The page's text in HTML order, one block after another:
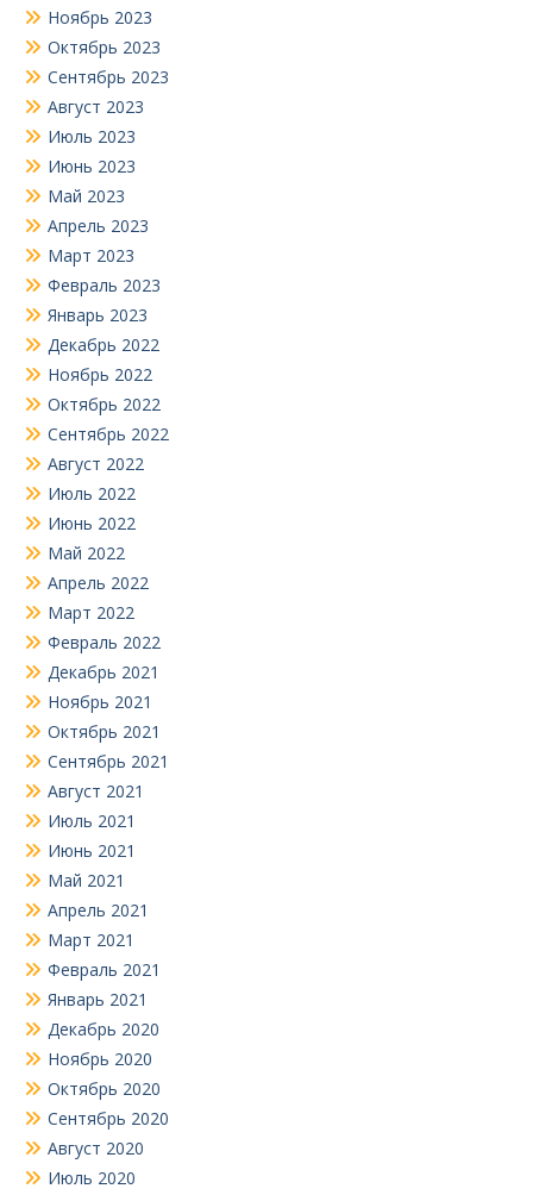
Ноябрь 2023
Октябрь 2023
Сентябрь 2023
Август 2023
Июль 2023
Июнь 2023
Май 2023
Апрель 2023
Март 2023
Февраль 2023
Январь 2023
Декабрь 2022
Ноябрь 2022
Октябрь 2022
Сентябрь 2022
Август 2022
Июль 2022
Июнь 2022
Май 2022
Апрель 2022
Март 2022
Февраль 2022
Декабрь 2021
Ноябрь 2021
Октябрь 2021
Сентябрь 2021
Август 2021
Июль 2021
Июнь 2021
Май 2021
Апрель 2021
Март 2021
Февраль 2021
Январь 2021
Декабрь 2020
Ноябрь 2020
Октябрь 2020
Сентябрь 2020
Август 2020
Июль 2020